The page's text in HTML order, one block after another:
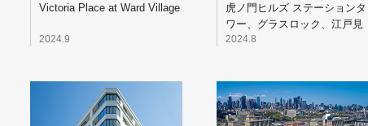
Victoria Place at Ward Village
2024.9
虎ノ門ヒルズ ステーションタ
ワー、グラスロック、江戸見
坂テラス
2024.8